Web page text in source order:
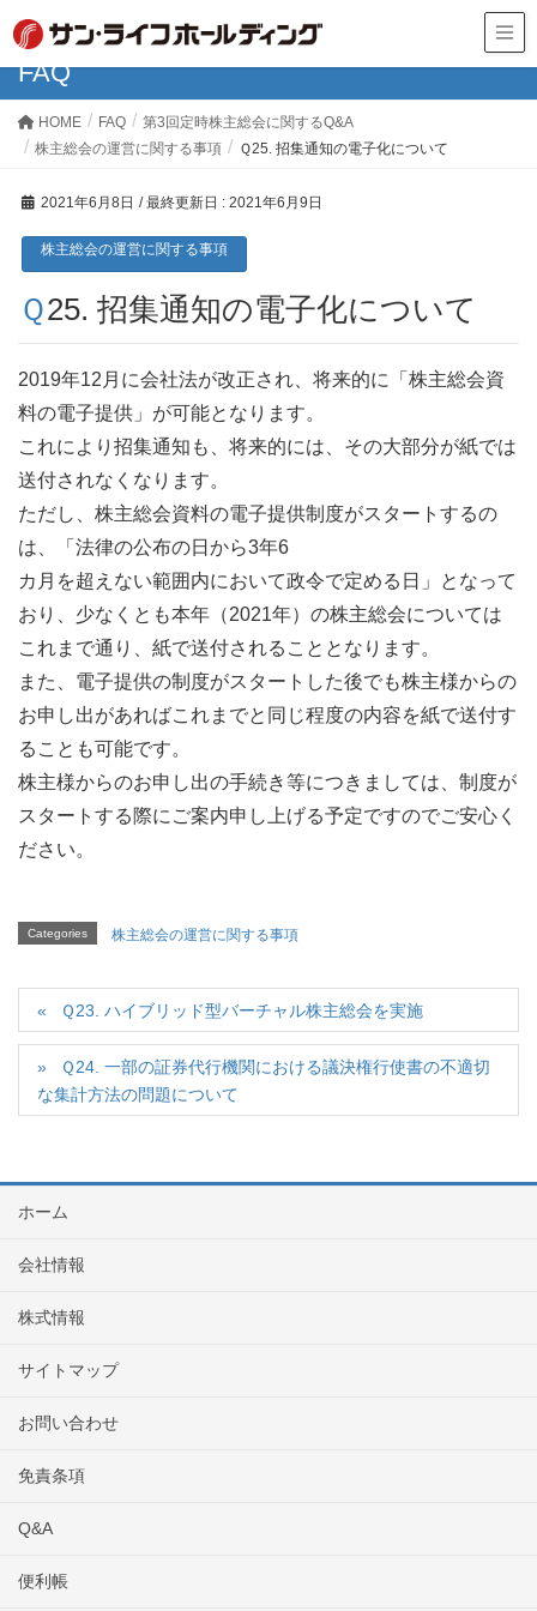
FAQ
HOME FAQ
第3回定時株主総会に関するQ&A
株主総会の運営に関する事項
Ｑ25. 招集通知の電子化について
2021年6月8日 / 最終更新日 : 2021年6月9日
株主総会の運営に関する事項
Ｑ25. 招集通知の電子化について
2019年12月に会社法が改正され、将来的に「株主総会資
料の電子提供」が可能となります。
これにより招集通知も、将来的には、その大部分が紙では
送付されなくなります。
ただし、株主総会資料の電子提供制度がスタートするの
は、「法律の公布の日から3年6
カ月を超えない範囲内において政令で定める日」となって
おり、少なくとも本年（2021年）の株主総会については
これまで通り、紙で送付されることとなります。
また、電子提供の制度がスタートした後でも株主様からの
お申し出があればこれまでと同じ程度の内容を紙で送付す
ることも可能です。
株主様からのお申し出の手続き等につきましては、制度が
スタートする際にご案内申し上げる予定ですのでご安心く
ださい。
Categories 株主総会の運営に関する事項
Ｑ23. ハイブリッド型バーチャル株主総会を実施
Ｑ24. 一部の証券代行機関における議決権行使書の不適切
な集計方法の問題について
ホーム
会社情報
株式情報
サイトマップ
お問い合わせ
免責条項
Q&A
便利帳